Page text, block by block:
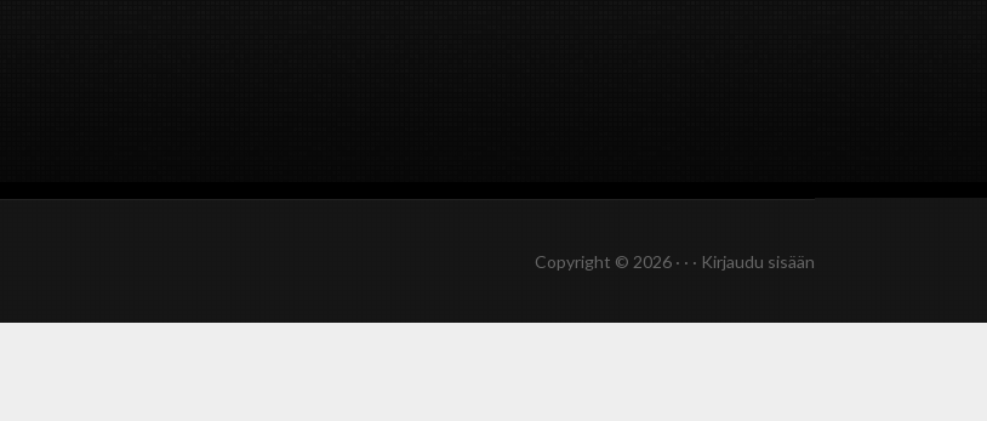
Copyright © 2026 · · · Kirjaudu sisään